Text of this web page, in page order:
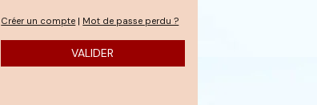
Créer un compte | Mot de passe perdu ?
VALIDER